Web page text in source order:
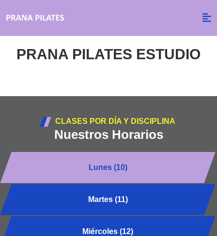
PRANA PILATES ESTUDIO
CLASES POR DÍA Y DISCIPLINA
Nuestros Horarios
Lunes (10)
Martes (11)
Miércoles (12)